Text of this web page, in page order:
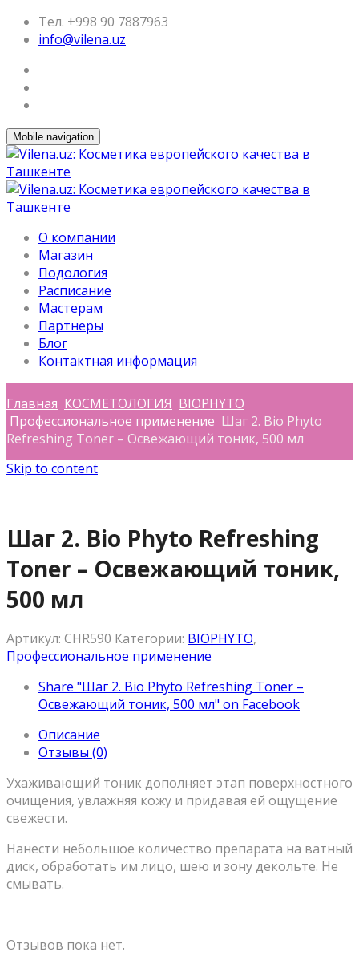
Тел. +998 90 7887963
info@vilena.uz
Mobile navigation
О компании
Магазин
Подология
Расписание
Мастерам
Партнеры
Блог
Контактная информация
Главная КОСМЕТОЛОГИЯ BIOPHYTO
Профессиональное применение Шаг 2. Bio Phyto
Refreshing Toner – Освежающий тоник, 500 мл
Skip to content
Шаг 2. Bio Phyto Refreshing
Toner – Освежающий тоник,
500 мл
Артикул: CHR590 Категории: BIOPHYTO,
Профессиональное применение
Share "Шаг 2. Bio Phyto Refreshing Toner –
Освежающий тоник, 500 мл" on Facebook
Описание
Отзывы (0)
Ухаживающий тоник дополняет этап поверхностного
очищения, увлажняя кожу и придавая ей ощущение
свежести.
Нанести небольшое количество препарата на ватный
диск, обработать им лицо, шею и зону декольте. Не
смывать.
Отзывов пока нет.